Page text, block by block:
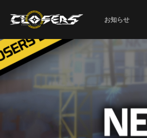
お知らせ